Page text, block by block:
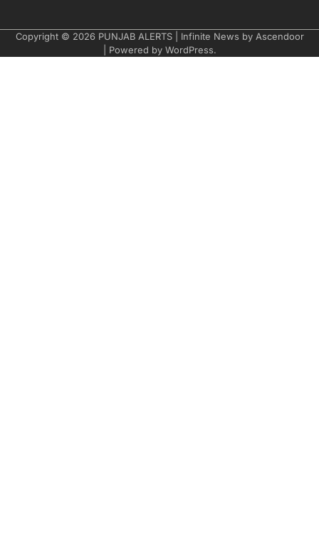
Copyright © 2026 PUNJAB ALERTS| Infinite News by Ascendoor
| Powered by WordPress.